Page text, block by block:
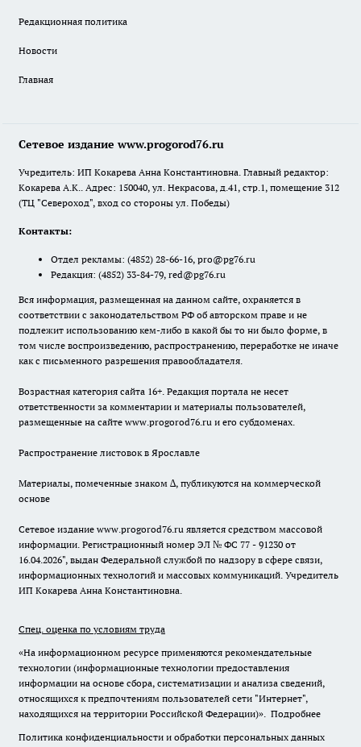
Редакционная политика
Новости
Главная
Сетевое издание www.progorod76.ru
Учредитель: ИП Кокарева Анна Константиновна. Главный редактор:
Кокарева А.К.. Адрес: 150040, ул. Некрасова, д.41, стр.1, помещение 312
(ТЦ "Североход", вход со стороны ул. Победы)
Контакты:
Отдел рекламы: (4852) 28-66-16, pro@pg76.ru
Редакция: (4852) 33-84-79, red@pg76.ru
Вся информация, размещенная на данном сайте, охраняется в
соответствии с законодательством РФ об авторском праве и не
подлежит использованию кем-либо в какой бы то ни было форме, в
том числе воспроизведению, распространению, переработке не иначе
как с письменного разрешения правообладателя.
Возрастная категория сайта 16+. Редакция портала не несет
ответственности за комментарии и материалы пользователей,
размещенные на сайте www.progorod76.ru и его субдоменах.
Распространение листовок в Ярославле
Материалы, помеченные знаком ∆, публикуются на коммерческой
основе
Сетевое издание www.progorod76.ru является средством массовой
информации. Регистрационный номер ЭЛ № ФС 77 - 91230 от
16.04.2026", выдан Федеральной службой по надзору в сфере связи,
информационных технологий и массовых коммуникаций. Учредитель
ИП Кокарева Анна Константиновна.
Спец. оценка по условиям труда
«На информационном ресурсе применяются рекомендательные
технологии (информационные технологии предоставления
информации на основе сбора, систематизации и анализа сведений,
относящихся к предпочтениям пользователей сети "Интернет",
находящихся на территории Российской Федерации)». Подробнее
Политика конфиденциальности и обработки персональных данных